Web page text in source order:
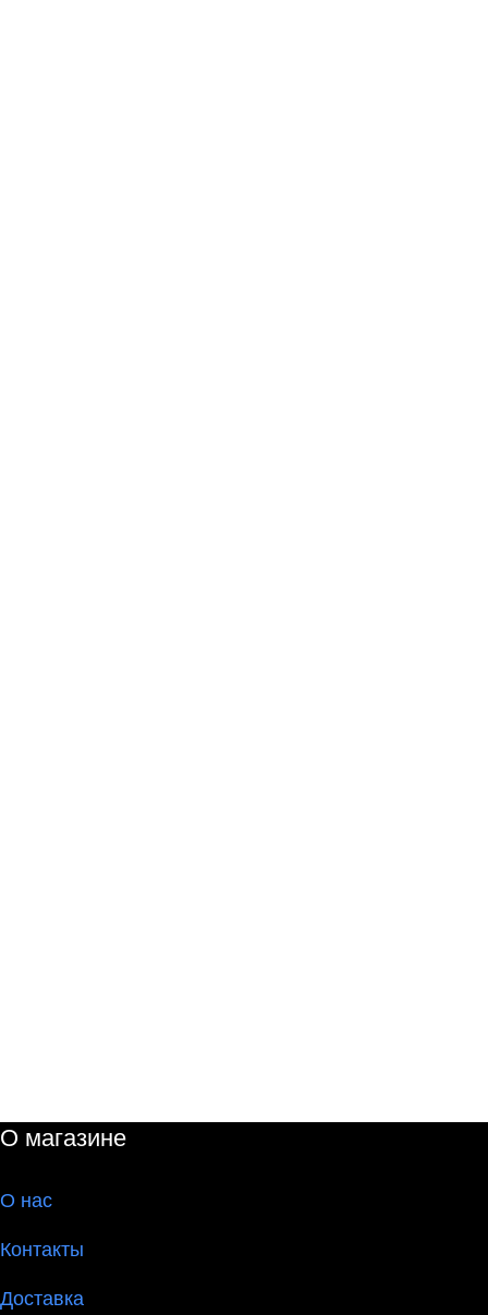
О магазине
О нас
Контакты
Доставка